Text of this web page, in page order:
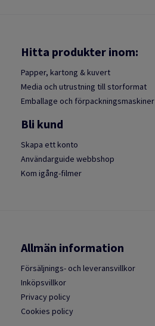
Hitta produkter inom:
Papper, kartong & kuvert
Media och utrustning till storformat
Emballage och förpackningsmaskiner
Bli kund
Skapa ett konto
Användarguide webbshop
Kom igång-filmer
Allmän information
Försäljnings- och leveransvillkor
Inköpsvillkor
Privacy policy
Cookies policy